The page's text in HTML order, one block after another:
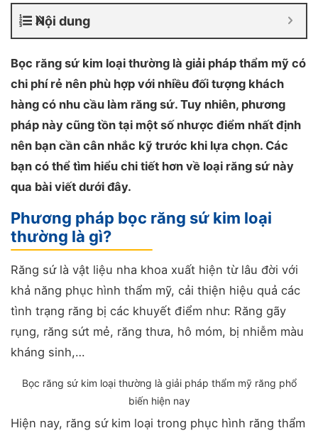
Nội dung
Bọc răng sứ kim loại thường là giải pháp thẩm mỹ có
chi phí rẻ nên phù hợp với nhiều đối tượng khách
hàng có nhu cầu làm răng sứ. Tuy nhiên, phương
pháp này cũng tồn tại một số nhược điểm nhất định
nên bạn cần cân nhắc kỹ trước khi lựa chọn. Các
bạn có thể tìm hiểu chi tiết hơn về loại răng sứ này
qua bài viết dưới đây.
Phương pháp bọc răng sứ kim loại
thường là gì?
Răng sứ là vật liệu nha khoa xuất hiện từ lâu đời với
khả năng phục hình thẩm mỹ, cải thiện hiệu quả các
tình trạng răng bị các khuyết điểm như: Răng gãy
rụng, răng sứt mẻ, răng thưa, hô móm, bị nhiễm màu
kháng sinh,…
Bọc răng sứ kim loại thường là giải pháp thẩm mỹ răng phổ
biến hiện nay
Hiện nay, răng sứ kim loại trong phục hình răng thẩm